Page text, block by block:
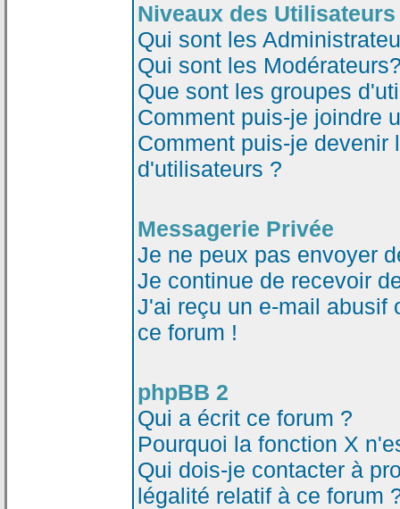
Niveaux des
Qui sont les
Qui sont les
Que sont les groupes
Comment puis-je joindre
Comment puis-je devenir
d'utilisateurs ?
Messagerie Privée
Je ne peux pas envoyer
Je continue de recevoir
J'ai reçu un e-mail abusif
ce forum !
phpBB 2
Qui a écrit ce forum ?
Pourquoi la fonction X
Qui dois-je contacter à
légalité relatif à ce forum